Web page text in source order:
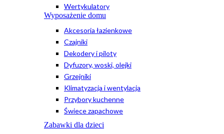
Wertykulatory
Wyposażenie domu
Akcesoria łazienkowe
Czajniki
Dekodery i piloty
Dyfuzory, woski, olejki
Grzejniki
Klimatyzacja i wentylacja
Przybory kuchenne
Świece zapachowe
Zabawki dla dzieci